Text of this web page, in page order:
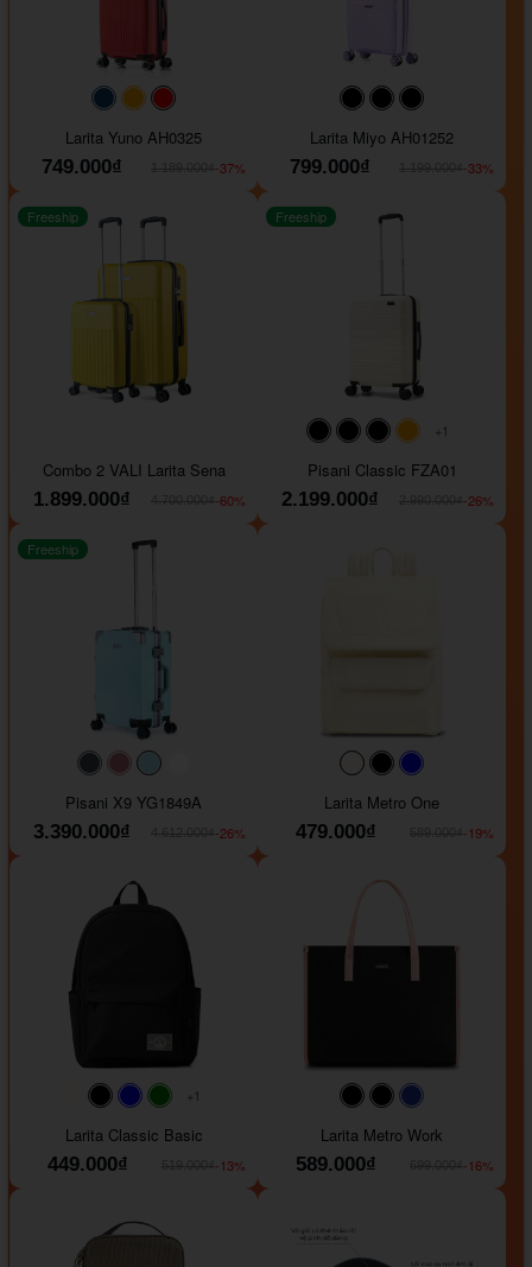
#093f69#ffa500
Larita Yuno AH0325
749.000₫
-37%
#000000#000000
Larita Miyo AH01252
799.000₫
-33%
Freeship
Combo 2 VALI Larita Sena
1.899.000₫
-60%
#000000#000000
#000000
#ffa500
+1
Freeship
Pisani Classic FZA01
2.199.000₫
-26%
#40454a#b76e79
#9ad8e7
Freeship
Pisani X9 YG1849A
3.390.000₫
-26%
#faf0e6#000000
Larita Metro One
479.000₫
-19%
#faf0e6
#000000#0000FF#008000
+1
Larita Classic Basic
449.000₫
-13%
#000000#000000
Larita Metro Work
589.000₫
-16%